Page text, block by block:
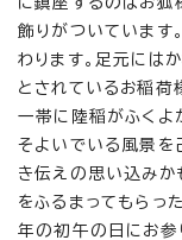
飾りがついています
わります。足元には
とされているお稲荷
一帯に陸稲がふくよ
そよいでいる風景を
き伝えの思い込みか
をふるまってもらっ
年の初午の日にお参